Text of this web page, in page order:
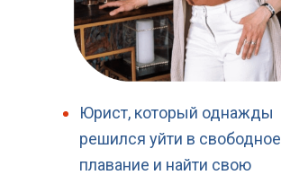
Юрист, который однажды
решился уйти в свободное
плавание и найти свою